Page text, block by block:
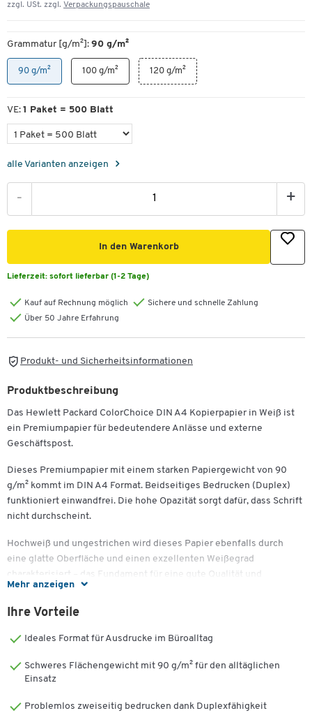
zzgl. USt. zzgl. Verpackungspauschale
Grammatur [g/m²]: 90 g/m²
90 g/m² 100 g/m² 120 g/m²
VE: 1 Paket = 500 Blatt
alle Varianten anzeigen
- +
In den Warenkorb
Lieferzeit: sofort lieferbar (1-2 Tage)
Kauf auf Rechnung möglich
Sichere und schnelle Zahlung
Über 50 Jahre Erfahrung
Produkt- und Sicherheitsinformationen
Mehr anzeigen
Produktbeschreibung
Das Hewlett Packard ColorChoice DIN A4 Kopierpapier in Weiß ist
ein Premiumpapier für bedeutendere Anlässe und externe
Geschäftspost.
Dieses Premiumpapier mit einem starken Papiergewicht von 90
g/m² kommt im DIN A4 Format. Beidseitiges Bedrucken (Duplex)
funktioniert einwandfrei. Die hohe Opazität sorgt dafür, dass Schrift
nicht durchscheint.
Hochweiß und ungestrichen wird dieses Papier ebenfalls durch
eine glatte Oberfläche und einen exzellenten Weißegrad
charakterisiert – das Fundament für eine gute Qualität und
ausgezeichnete Druckresultate. Das Plus an kräftigen Farben,
tiefem Schwarz und schneller Trocknung: Das Qualitätsmerkmal
Gerade Broschüren, Werbesendungen oder Verträge sollten auf
Gute Laufeigenschaften und eine ordentliche Planlage sind
garantiert einen einwandfreien Betrieb.
Ihre Vorteile
Ideales Format für Ausdrucke im Büroalltag
Schweres Flächengewicht mit 90 g/m² für den alltäglichen
Einsatz
Problemlos zweiseitig bedrucken dank Duplexfähigkeit